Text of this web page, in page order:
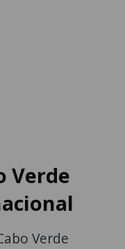
Verde
Verde